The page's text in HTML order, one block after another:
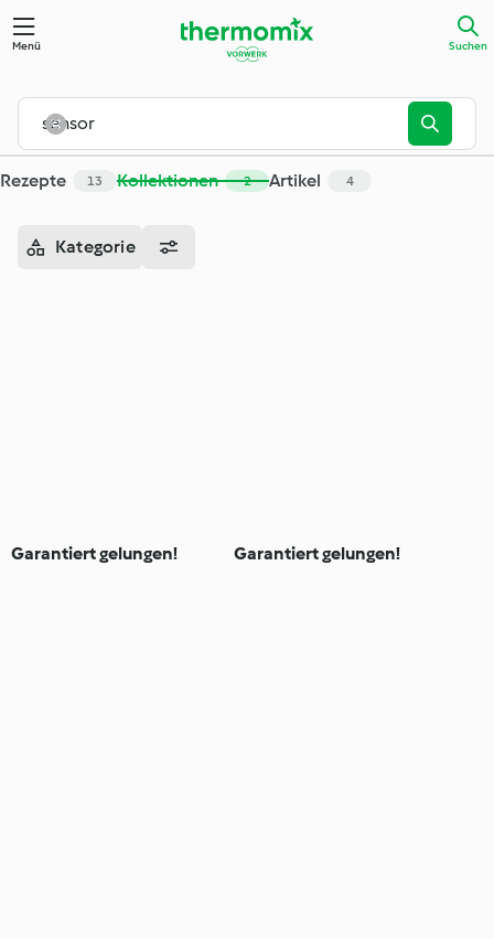
Menü Suchen
Rezepte 13 Kollektionen 2 Artikel 4
Kategorie
Garantiert gelungen! Garantiert gelungen!